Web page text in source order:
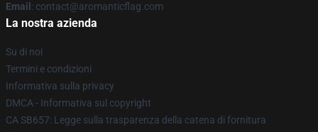
Email : contact@aromanticflag.com
La nostra azienda
Su di noi
Termini e condizioni
Informativa sulla privacy
DMCA - Informativa sul copyright
CA SB657: Legge sulla trasparenza della catena di fornitura